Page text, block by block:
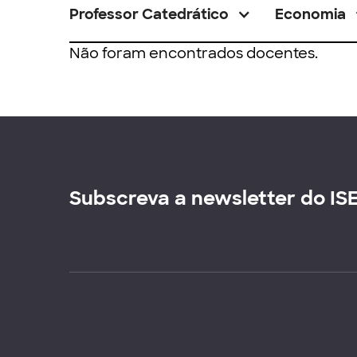
Professor Catedrático Economia
Não foram encontrados docentes.
Subscreva a newsletter do